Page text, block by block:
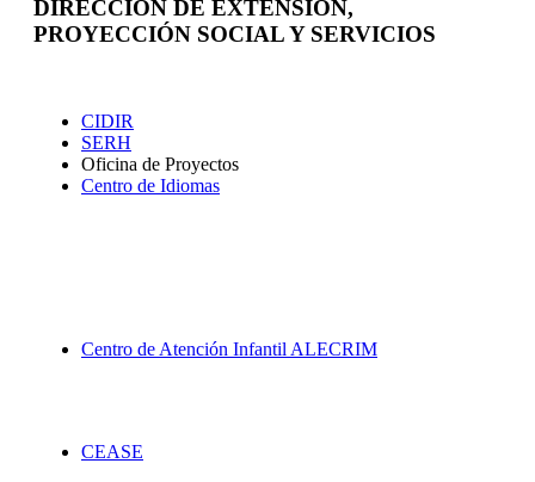
DIRECCION DE EXTENSIÓN,
PROYECCIÓN SOCIAL Y SERVICIOS
CIDIR
SERH
Oficina de Proyectos
Centro de Idiomas
Centro de Atención Infantil ALECRIM
CEASE